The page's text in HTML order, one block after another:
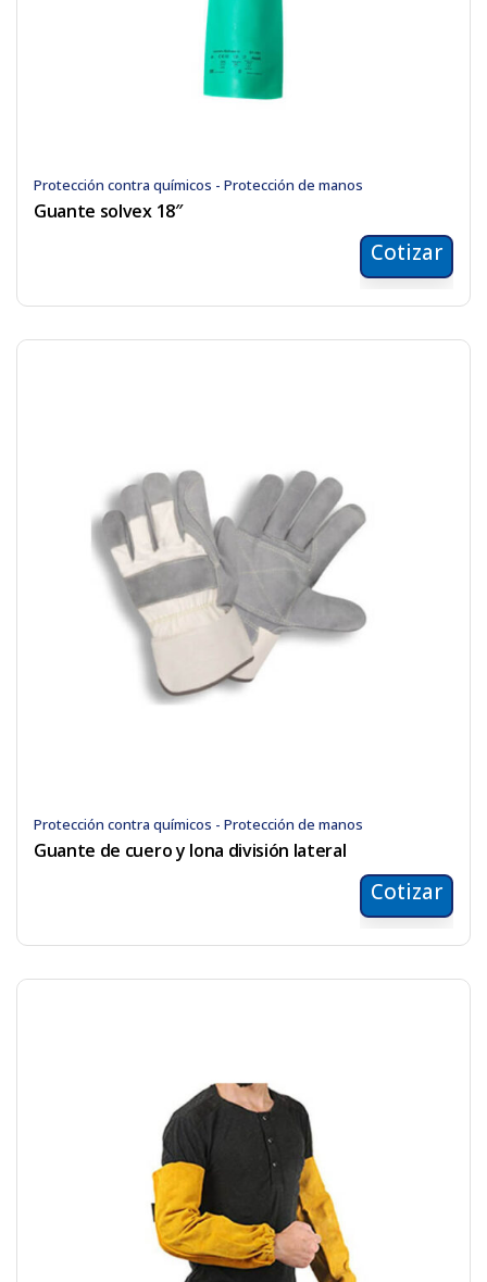
Protección contra químicos - Protección de manos
Guante solvex 18″
Cotizar
Protección contra químicos - Protección de manos
Guante de cuero y lona división lateral
Cotizar